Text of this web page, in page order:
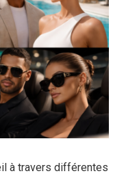
à travers différentes